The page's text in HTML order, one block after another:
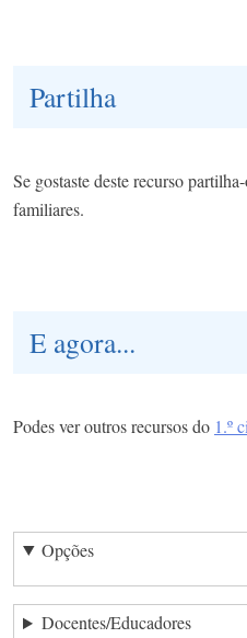
Partilha
Se gostaste deste recurso
familiares.
E agora...
Podes ver outros recursos do 1.º
Opções
Docentes/Educadores